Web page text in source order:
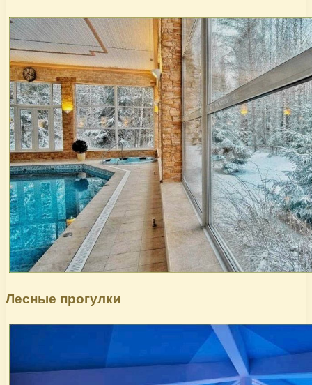
Лесные прогулки